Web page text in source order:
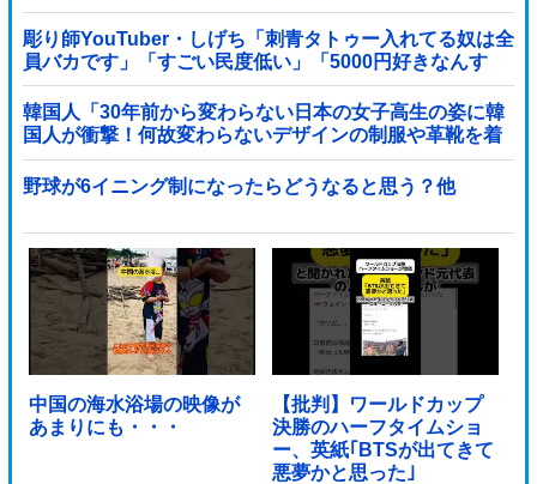
彫り師YouTuber・しげち「刺青タトゥー入れてる奴は全
員バカです」「すごい民度低い」「5000円好きなんす
よ、バカって」
韓国人「30年前から変わらない日本の女子高生の姿に韓
国人が衝撃！何故変わらないデザインの制服や革靴を着
用し続けるのか？」
野球が6イニング制になったらどうなると思う？他
中国の海水浴場の映像が
あまりにも・・・
【批判】ワールドカップ
決勝のハーフタイムショ
ー、英紙｢BTSが出てきて
悪夢かと思った｣